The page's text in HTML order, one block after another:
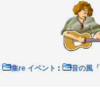
集re イベント :
音の